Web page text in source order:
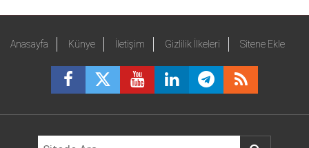
Anasayfa Künye İletişim Gizlilik İlkeleri Sitene Ekle